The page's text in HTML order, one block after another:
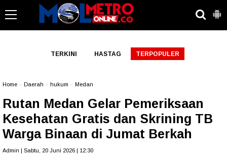
TERKINI HASTAG TERPOPULER
Home Daerah hukum Medan
Rutan Medan Gelar Pemeriksaan
Kesehatan Gratis dan Skrining TB
Warga Binaan di Jumat Berkah
Admin | Sabtu, 20 Juni 2026 | 12:30